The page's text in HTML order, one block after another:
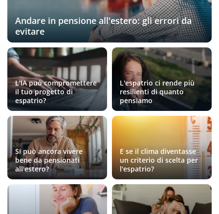
Andare in pensione all'estero: gli errori da
evitare
L'IA può compromettere
il tuo progetto di
espatrio?
L'espatrio ci rende più
resilienti di quanto
pensiamo
Si può ancora vivere
bene da pensionati
all'estero?
E se il clima diventasse
un criterio di scelta per
l'espatrio?